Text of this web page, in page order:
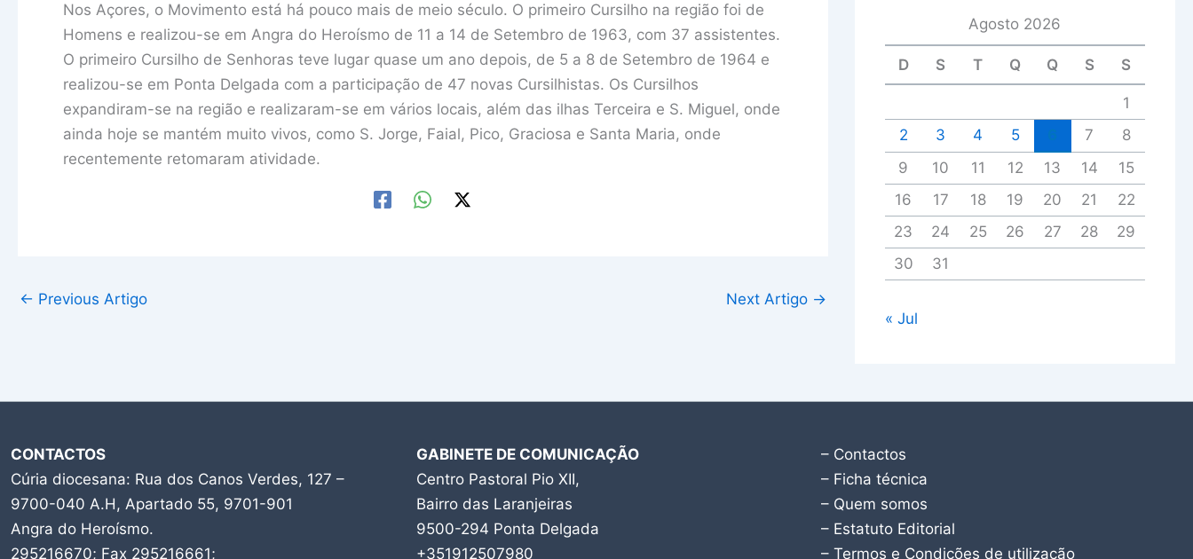
Nos Açores, o Movimento está há pouco mais de meio século. O primeiro Cursilho na região foi de
Homens e realizou-se em Angra do Heroísmo de 11 a 14 de Setembro de 1963, com 37 assistentes.
O primeiro Cursilho de Senhoras teve lugar quase um ano depois, de 5 a 8 de Setembro de 1964 e
realizou-se em Ponta Delgada com a participação de 47 novas Cursilhistas. Os Cursilhos
expandiram-se na região e realizaram-se em vários locais, além das ilhas Terceira e S. Miguel, onde
ainda hoje se mantém muito vivos, como S. Jorge, Faial, Pico, Graciosa e Santa Maria, onde
recentemente retomaram atividade.
← Previous Artigo Next Artigo →
Agosto 2026
D S T Q Q S S
1
2
3 4 5 7
8
9
10 11 12 13 14
15
16
17 18 19 20 21
22
23
24 25 26 27 28
29
30
31
« Jul
CONTACTOS
Cúria diocesana: Rua dos Canos Verdes, 127 –
9700-040 A.H, Apartado 55, 9701-901
Angra do Heroísmo.
295216670; Fax 295216661;
GABINETE DE COMUNICAÇÃO
Centro Pastoral Pio XII,
Bairro das Laranjeiras
9500-294 Ponta Delgada
+351912507980
– Contactos
– Ficha técnica
– Quem somos
– Estatuto Editorial
– Termos e Condições de utilização